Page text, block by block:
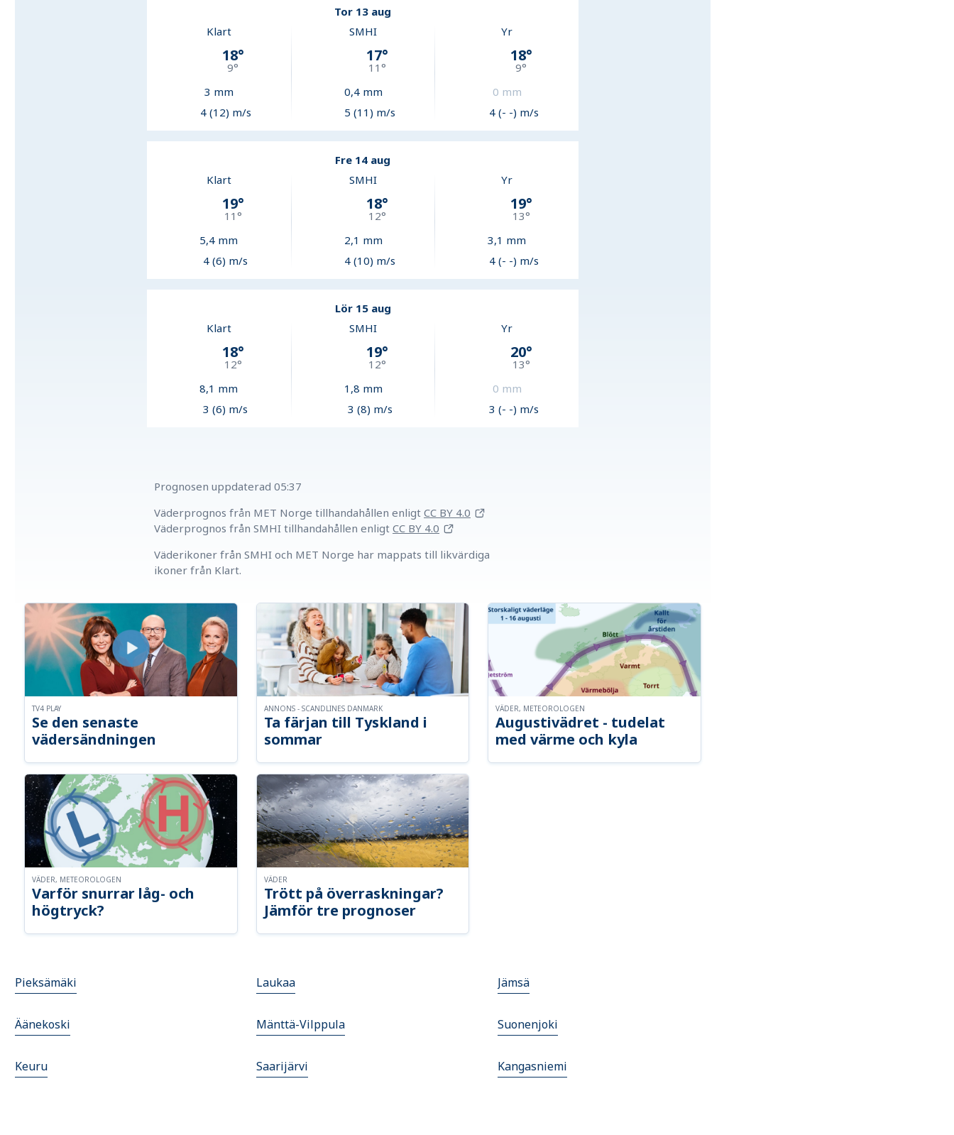
Tor 13 aug
Klart
18°
9°
3 mm
4 (12) m/s
SMHI
17°
11 °
0,4mm
5 (11) m/s
Yr
18°
9°
0 mm
4 (- -) m/s
Fre 14 aug
Klart
19°
11 °
5,4 mm
4 (6) m/s
SMHI
18°
12°
2,1 mm
4 (10) m/s
Yr
19°
13°
3,1 mm
4 (- -) m/s
Lör 15 aug
Klart
18°
12°
8,1 mm
3 (6) m/s
SMHI
19°
12°
1,8 mm
3 (8) m/s
Yr
20°
13°
0 mm
3 (- -) m/s
Prognosen uppdaterad 05:37
Väderprognos från MET Norge tillhandahållen enligt CC BY 4.0
Väderprognos från SMHI tillhandahållen enligt CC BY 4.0
Väderikoner från SMHI och MET Norge har mappats till likvärdiga
ikoner från Klart.
Se den senaste
vädersändningen
TV4 PLAY
Ta färjan till Tyskland i
sommar
ANNONS - SCANDLINES DANMARK
Augustivädret - tudelat
med värme och kyla
VÄDER, METEOROLOGEN
Varför snurrar låg- och
högtryck?
VÄDER, METEOROLOGEN
Trött på överraskningar?
Jämför tre prognoser
VÄDER
Pieksämäki Laukaa Jämsä
Äänekoski Mänttä-Vilppula Suonenjoki
Keuru Saarijärvi Kangasniemi